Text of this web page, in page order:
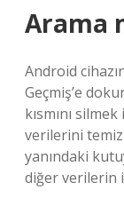
Arama
Android
Geçmiş’e
kısmını
verilerini
yanındaki
diğer verilerin